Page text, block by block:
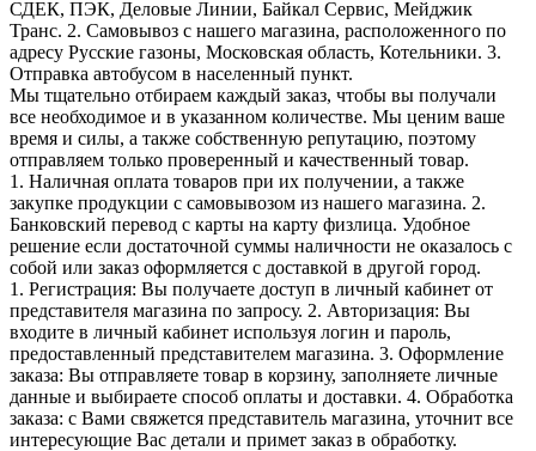
СДЕК, ПЭК, Деловые Линии, Байкал Сервис, Мейджик
Транс. 2. Самовывоз с нашего магазина, расположенного по
адресу Русские газоны, Московская область, Котельники. 3.
Отправка автобусом в населенный пункт.
Мы тщательно отбираем каждый заказ, чтобы вы получали
все необходимое и в указанном количестве. Мы ценим ваше
время и силы, а также собственную репутацию, поэтому
отправляем только проверенный и качественный товар.
1. Наличная оплата товаров при их получении, а также
закупке продукции с самовывозом из нашего магазина. 2.
Банковский перевод с карты на карту физлица. Удобное
решение если достаточной суммы наличности не оказалось с
собой или заказ оформляется с доставкой в другой город.
1. Регистрация: Вы получаете доступ в личный кабинет от
представителя магазина по запросу. 2. Авторизация: Вы
входите в личный кабинет используя логин и пароль,
предоставленный представителем магазина. 3. Оформление
заказа: Вы отправляете товар в корзину, заполняете личные
данные и выбираете способ оплаты и доставки. 4. Обработка
заказа: с Вами свяжется представитель магазина, уточнит все
интересующие Вас детали и примет заказ в обработку.